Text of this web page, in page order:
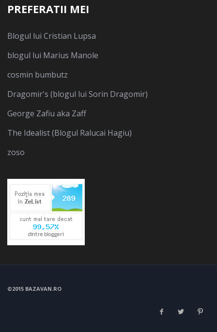
PREFERATII MEI
Blogul lui Cristian Lupsa
blogul lui Marius Manole
cosmin bumbutz
Dragomir's (blogul lui Sorin Dragomir)
George Zafiu aka Zaff
The Idealist (Blogul Ralucai Hagiu)
zoso
©2015 BAZAVAN.RO